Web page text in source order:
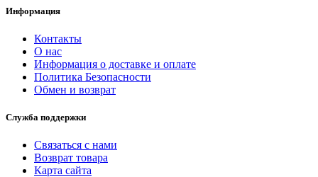
Информация
Контакты
О нас
Информация о доставке и оплате
Политика Безопасности
Обмен и возврат
Служба поддержки
Связаться с нами
Возврат товара
Карта сайта